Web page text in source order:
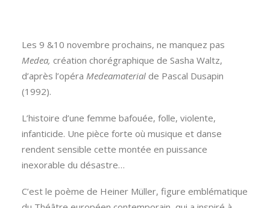
Les 9 &10 novembre prochains, ne manquez pas
Medea, création chorégraphique de Sasha Waltz,
d’après l’opéra Medeamaterial de Pascal Dusapin
(1992).
L’histoire d’une femme bafouée, folle, violente,
infanticide. Une pièce forte où musique et danse
rendent sensible cette montée en puissance
inexorable du désastre…
C’est le poème de Heiner Müller, figure emblématique